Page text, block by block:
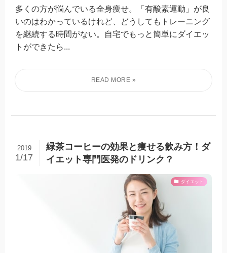
多くの方が悩んでいる全身痩せ。「有酸素運動」が良
いのはわかっているけれど、どうしてもトレーニング
を継続する時間がない。自宅でもっと簡単にダイエッ
トができたら...
緑茶コーヒーの効果と痩せる飲み方！ダ
イエット専門医発のドリンク？
2019
1/17
ダイエット